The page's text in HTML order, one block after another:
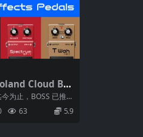
Cloud BO
v1.0.0 macOS
为止，BOSS 已推出
器，全球...
63 5.9